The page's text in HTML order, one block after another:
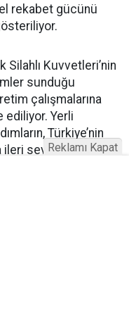
rekabet gücünü
Silahlı Kuvvetleri’nin
sunduğu
çalışmalarına
ediliyor. Yerli
Türkiye’nin
ileri seviyelereReklamı Kapat